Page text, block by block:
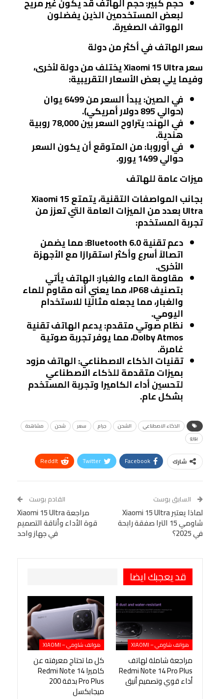
حجم كبير: حجم الهاتف قد يكون غير مريح
لبعض المستخدمين الذين يفضلون
الهواتف الصغيرة.
سعر الهاتف في أكثر من دولة
سعر Xiaomi 15 Ultra يختلف من دولة لأخرى،
وفيما يلي بعض الأسعار التقريبية:
في الصين
: يبدأ السعر من 6499 يوان
(حوالي 895 دولار أمريكي).
في الهند : يتراوح السعر بين 78,000 روبية
هندية.
في أوروبا: من المتوقع أن يكون السعر
حوالي 1499 يورو.
ميزات عامة للهاتف
بجانب المواصفات التقنية، يتمتع Xiaomi 15
Ultra بعدد من الميزات العامة التي تعزز من
تجربة المستخدم:
دعم تقنية Bluetooth 6.0
: مما يضمن
اتصالاً أسرع وأكثر استقرارًا مع الأجهزة
الأخرى.
مقاومة الماء والغبار: الهاتف يأتي
بتصنيف IP68، مما يعني أنه مقاوم للماء
والغبار، مما يجعله مثاليًا للاستخدام
اليومي.
نظام صوتي متقدم: يدعم الهاتف تقنية
Dolby Atmos، مما يوفر تجربة صوتية
غامرة.
تقنيات الذكاء الاصطناعي: الهاتف مزود
بميزات متقدمة للذكاء الاصطناعي
لتحسين أداء الكاميرا وتجربة المستخدم
بشكل عام.
الذكاء الاصطناعي الشحن جرام سعر شحن
مشاهدة
يورو
شارك Facebook
Twitter
ReddIt
Tumblr
البريد الإلكتروني
StumbleUpon
VK
Digg
LINE
BlackBerry
Viber
السابق بوست
لماذا يعتبر Xiaomi 15 Ultra
شاومي 15 الترا صفقة رابحة
في 2025؟
القادم بوست
مراجعة Xiaomi 15 Ultra
قوة الأداء وأناقة التصميم
في جهاز واحد
قد يعجبك ايضا
هواتف شاومي – XIAOMI
مراجعة شاملة لهاتف
Redmi Note 14 Pro Plus
أداء قوي وتصميم أنيق
هواتف شاومي – XIAOMI
كل ما تحتاج معرفته عن
كاميرا Redmi Note 14
Pro Plus بدقة 200
ميجابكسل